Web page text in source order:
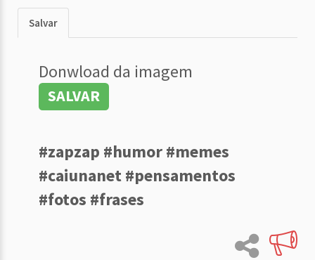
Salvar
Donwload da imagem
SALVAR
#zapzap #humor #memes
#caiunanet #pensamentos
#fotos #frases